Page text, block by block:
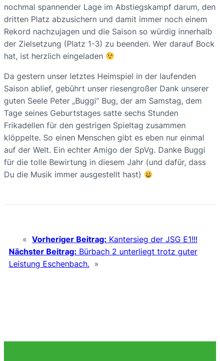
nochmal spannender Lage im Abstiegskampf darum, den
dritten Platz abzusichern und damit immer noch einem
Rekord nachzujagen und die Saison so würdig innerhalb
der Zielsetzung (Platz 1-3) zu beenden. Wer darauf Bock
hat, ist herzlich eingeladen
Da gestern unser letztes Heimspiel in der laufenden
Saison ablief, gebührt unser riesengroßer Dank unserer
guten Seele Peter „Buggi“ Bug, der am Samstag, dem
Tage seines Geburtstages satte sechs Stunden
Frikadellen für den gestrigen Spieltag zusammen
klöppelte. So einen Menschen gibt es eben nur einmal
auf der Welt. Ein echter Amigo der SpVg. Danke Buggi
für die tolle Bewirtung in diesem Jahr (und dafür, dass
Du die Musik immer ausgestellt hast)
« Vorheriger Beitrag: Kantersieg der JSG E1!!!
Nächster Beitrag: Bürbach 2 unterliegt trotz guter
Leistung Eschenbach. »